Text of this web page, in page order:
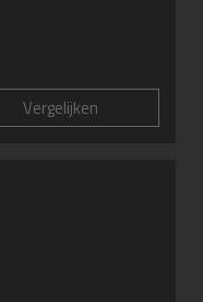
Vergelijken